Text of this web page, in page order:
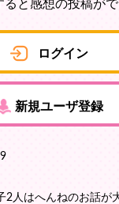
ると感想の投稿が
ログイン
新規ユーザ登録
2人はへんねのお話が